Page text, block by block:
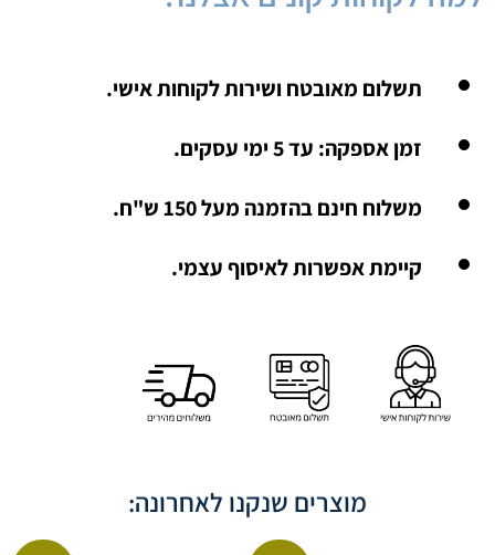
תשלום מאובטח ושירות לקוחות אישי.
זמן אספקה: עד 5 ימי עסקים.
משלוח חינם בהזמנה מעל 150 ש"ח.
קיימת אפשרות לאיסוף עצמי.
מוצרים שנקנו לאחרונה: